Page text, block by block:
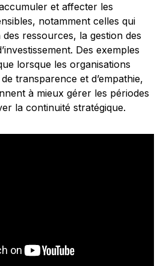
et affecter les
notamment celles qui
ressources, la gestion des
Des exemples
lorsque les organisations
transparence et d’empathie,
à mieux gérer les périodes
la continuité stratégique.